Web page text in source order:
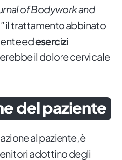
of Bodywork and
il trattamento abbinato
edesercizi
il dolore cervicale
del paziente
al paziente, è
adottino degli